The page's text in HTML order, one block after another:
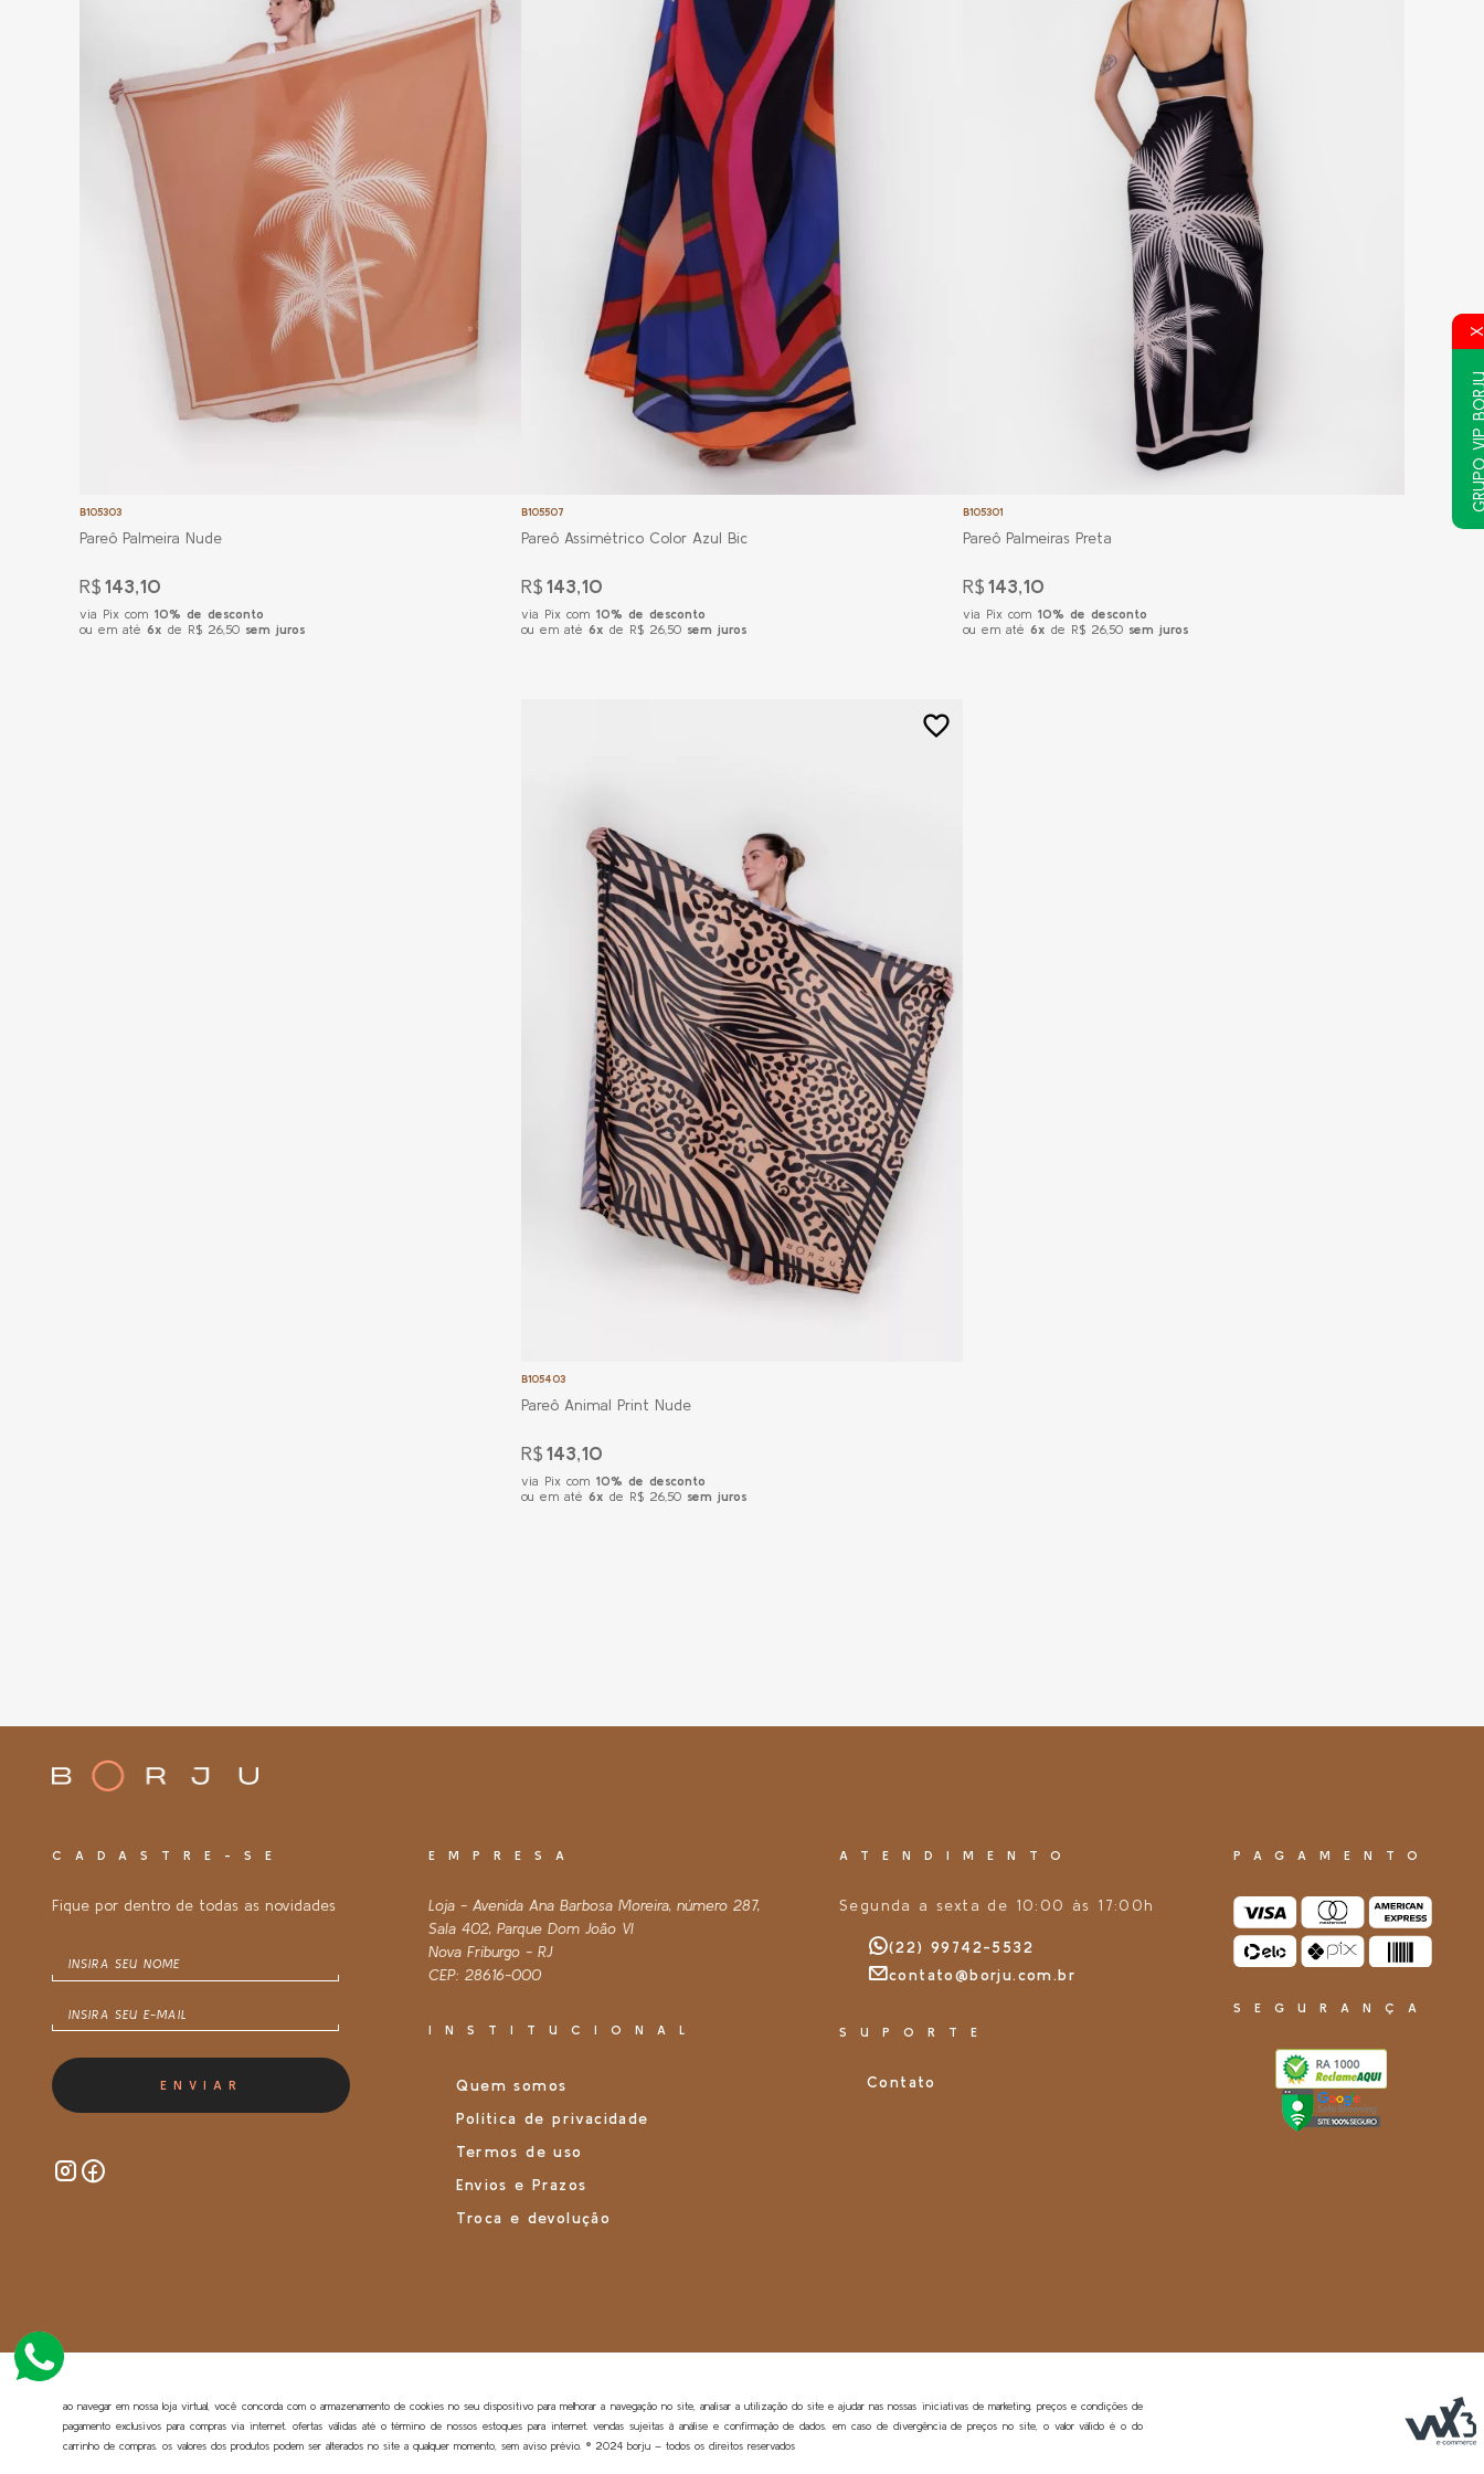
B105303
Pareô Palmeira Nude
R$143,10
via Pix com 10% de desconto
ou em até 6x de R$ 26,50 sem juros
B105507
Pareô Assimétrico Color Azul Bic
R$143,10
via Pix com 10% de desconto
ou em até 6x de R$ 26,50 sem juros
ESGOTADO
B105301
Pareô Palmeiras Preta
R$143,10
via Pix com 10% de desconto
ou em até 6x de R$ 26,50 sem juros
ESGOTADO
favorite_border
B105403
Pareô Animal Print Nude
R$143,10
via Pix com 10% de desconto
ou em até 6x de R$ 26,50 sem juros
CADASTRE-SE
Fique por dentro de todas as novidades
ENVIAR
EMPRESA
Loja - Avenida Ana Barbosa Moreira, número 287,
Sala 402, Parque Dom João VI
Nova Friburgo - RJ
CEP: 28616-000
INSTITUCIONAL
Quem somos
Política de privacidade
Termos de uso
Envios e Prazos
Troca e devolução
ATENDIMENTO
Segunda a sexta de 10:00 às 17:00h
(22) 99742-5532
contato@borju.com.br
SUPORTE
Contato
PAGAMENTO
SEGURANÇA
ao navegar em nossa loja virtual, você concorda com o armazenamento de cookies no seu dispositivo para melhorar a navegação no site, analisar a utilização do site e ajudar nas nossas iniciativas de marketing. preços e condições de
pagamento exclusivos para compras via internet. ofertas válidas até o término de nossos estoques para internet. vendas sujeitas à análise e confirmação de dados. em caso de divergência de preços no site, o valor válido é o do
carrinho de compras. os valores dos produtos podem ser alterados no site a qualquer momento, sem aviso prévio. ®️ 2024 borju – todos os direitos reservados
GRUPO